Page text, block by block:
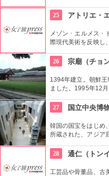
い物や散歩の合間に
のもいかがでしょう。
25 アトリエ・
メゾン ･ エルメス ･
際現代美術を反映し
26 宗廟（チョ
1394年建立。朝鮮
ました。1995年12
強く出ているもの。
27
韓国の国宝をはじめ
所蔵された、アジア
すめします。周辺は
28 通仁（トン
工芸品や骨董品、古